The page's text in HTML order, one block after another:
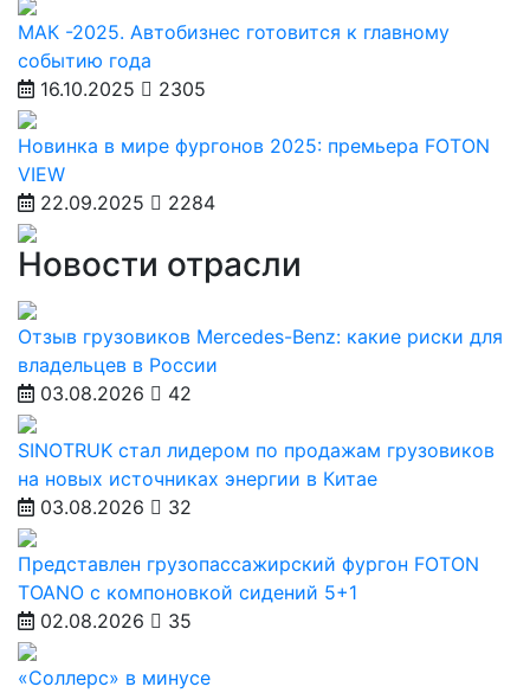
МАК -2025. Автобизнес готовится к главному
событию года
16.10.2025
2305
Новинка в мире фургонов 2025: премьера FOTON
VIEW
22.09.2025
2284
Новости отрасли
Отзыв грузовиков Mercedes-Benz: какие риски для
владельцев в России
03.08.2026
42
SINOTRUK стал лидером по продажам грузовиков
на новых источниках энергии в Китае
03.08.2026
32
Представлен грузопассажирский фургон FOTON
TOANO с компоновкой сидений 5+1
02.08.2026
35
«Соллерс» в минусе